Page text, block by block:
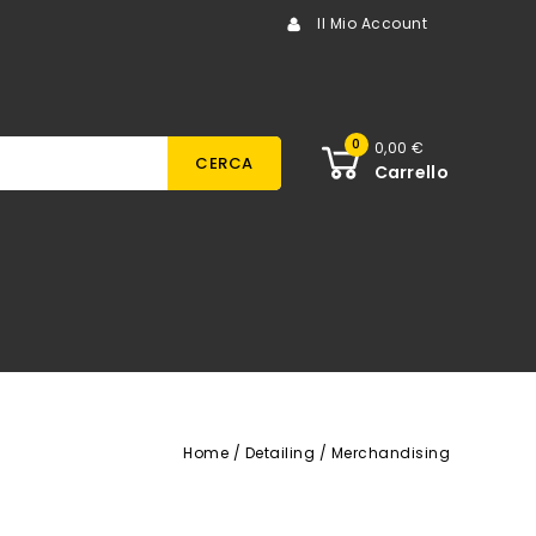
Il Mio Account
0 0,00 €
Carrello
CERCA
Home Detailing Merchandising